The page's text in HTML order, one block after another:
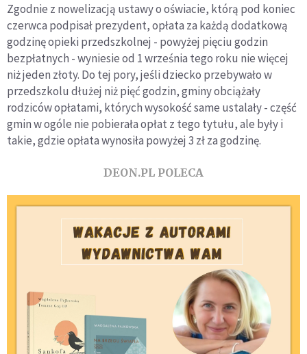
Zgodnie z nowelizacją ustawy o oświacie, którą pod koniec
czerwca podpisał prezydent, opłata za każdą dodatkową
godzinę opieki przedszkolnej - powyżej pięciu godzin
bezpłatnych - wyniesie od 1 września tego roku nie więcej
niż jeden złoty. Do tej pory, jeśli dziecko przebywało w
przedszkolu dłużej niż pięć godzin, gminy obciążały
rodziców opłatami, których wysokość same ustalały - część
gmin w ogóle nie pobierała opłat z tego tytułu, ale były i
takie, gdzie opłata wynosiła powyżej 3 zł za godzinę.
DEON.PL POLECA